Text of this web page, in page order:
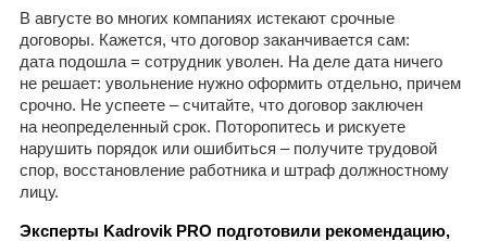
В августе во многих компаниях истекают срочные
договоры. Кажется, что договор заканчивается сам:
дата подошла = сотрудник уволен. На деле дата ничего
не решает: увольнение нужно оформить отдельно, причем
срочно. Не успеете – считайте, что договор заключен
на неопределенный срок. Поторопитесь и рискуете
нарушить порядок или ошибиться – получите трудовой
спор, восстановление работника и штраф должностному
лицу.
Эксперты Kadrovik PRO подготовили рекомендацию,